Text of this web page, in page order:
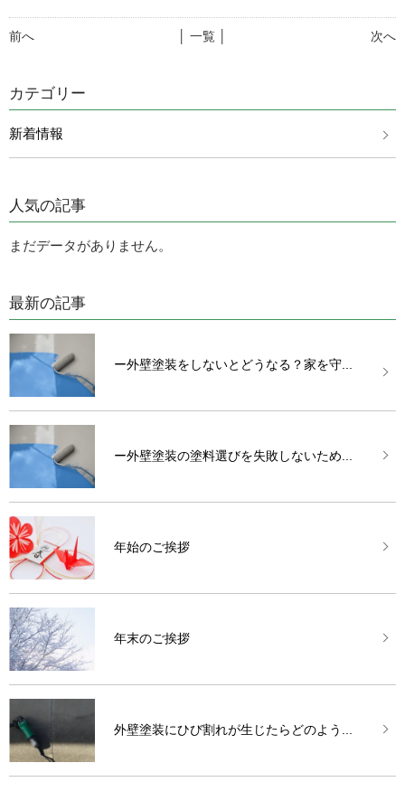
前へ 次へ
│ 一覧 │
カテゴリー
新着情報
人気の記事
まだデータがありません。
最新の記事
ー外壁塗装をしないとどうなる？家を守...
ー外壁塗装の塗料選びを失敗しないため...
年始のご挨拶
年末のご挨拶
外壁塗装にひび割れが生じたらどのよう...